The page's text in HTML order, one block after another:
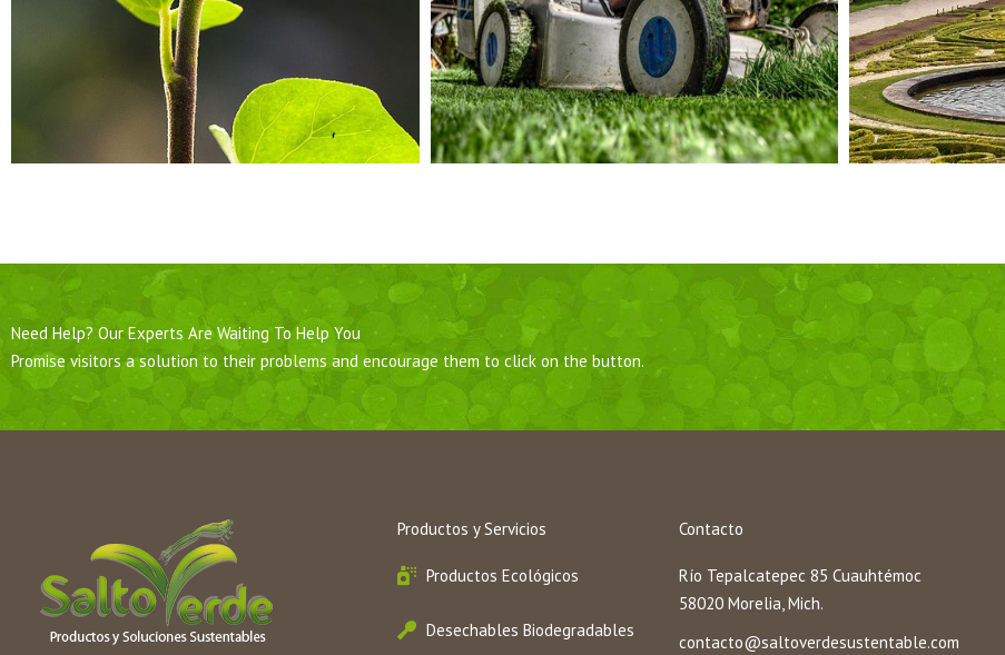
Need Help? Our Experts Are Waiting To Help You
Promise visitors a solution to their problems and encourage them to click on the button.
Productos y Servicios
Productos Ecológicos
Desechables Biodegradables
Contacto
Río Tepalcatepec 85 Cuauhtémoc
58020 Morelia, Mich.
contacto@saltoverdesustentable.com